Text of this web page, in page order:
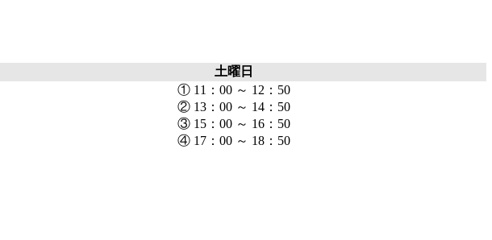
土曜日
① 11：00 ～ 12：50
② 13：00 ～ 14：50
③ 15：00 ～ 16：50
④ 17：00 ～ 18：50